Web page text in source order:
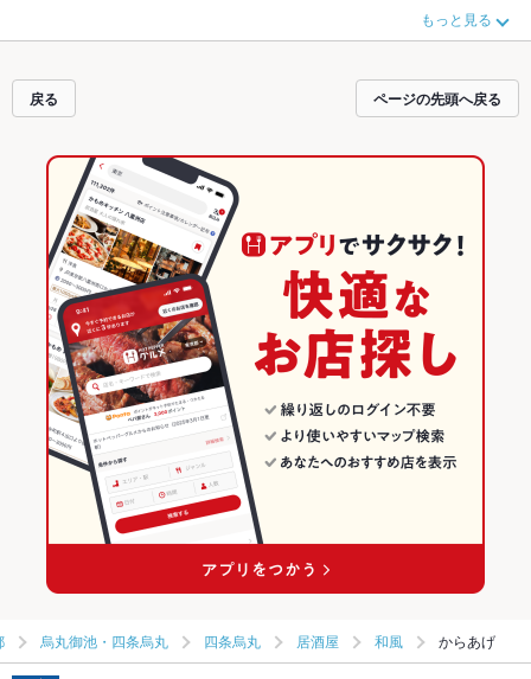
ホットペッパーグルメなら、お得なクーポンはもちろん、こだわりメニュー お
茶漬け、エビ料理、手羽先や季節のおすすめ料理など、お店の最新情報をご紹
中です。友達どうしの飲み会にも、会社の宴会にも、デートやパーティーにも
お得に便利にホットペッパーグルメをご利用ください。
もっと見る
戻る ページの先頭へ戻る
烏丸御池・四条烏丸 四条烏丸 居酒屋 和風 からあげ